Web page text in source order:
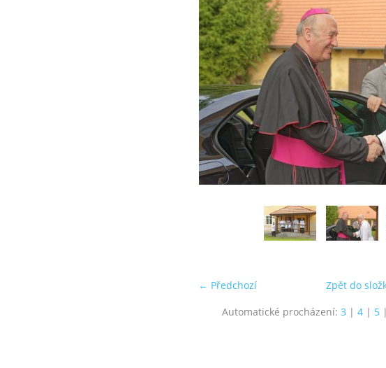
← Předchozí
Zpět do
Automatické procházení: 3 | 4| 5|